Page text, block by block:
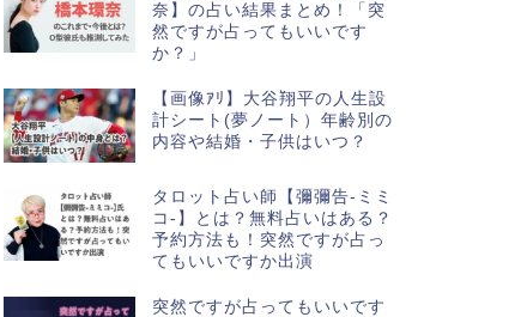
奈】の占い結果まとめ！「突
然ですが占ってもいいです
か？」
【画像ｱﾘ】大谷翔平の人生設
計シート(夢ノート）年齢別の
内容や結婚・子供はいつ？
タロット占い師【彌彌告-ミミ
コ-】とは？無料占いはある？
予約方法も！突然ですが占っ
てもいいですか出演
突然ですが占ってもいいです